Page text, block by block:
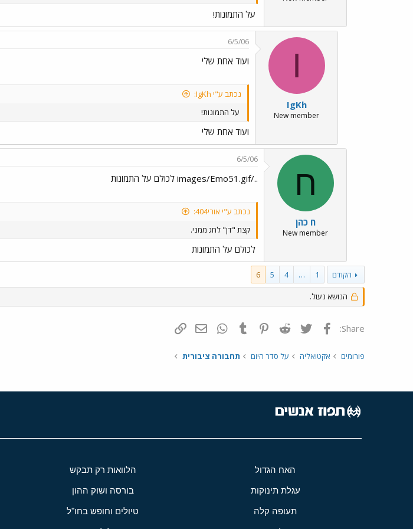
על התמונות!
I
IgKh
New member
6/5/06
ועוד אחת שלי
נכתב ע"י IgKh:
על התמונות!
ועוד אחת שלי
ח
ח כהן
New member
6/5/06
../images/Emo51.gif לכולם על התמונות
נכתב ע"י אורי404:
קצת "דן" לחג ממני.
לכולם על התמונות
הקודם 1
…
4
5
6
הנושא נעול.
Share: פייסבוק Twitter
Reddit
Pinterest
Tumblr
WhatsAppדואר אלקטרוני
פורומים אקטואליה על סדר היום תחבורה ציבורית
האח הגדול הלוואות רק תבקש
עגלת תינוקות בורסה ושוק ההון
תעופה קלה טיולים וחופש בחו"ל